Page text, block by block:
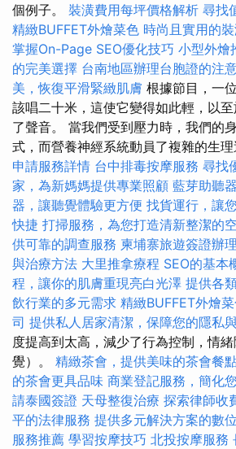
個例子。 裝潢費用每坪價格解析 尋找
精緻BUFFET外燴菜色 時尚且實用的
掌握On-Page SEO優化技巧 小型外燴
的完美選擇 台南地區辦理台胞證的注
美，恢復平滑緊緻肌膚 根據節目，一
該唱二十米，這使它變得如此輕，以
了聲音。 當我們受到壓力時，我們的
式，而營養神經系統動員了複雜的生理
申請服務詳情 台中排毒按摩服務 尋找
家，為新媽媽提供專業照顧 藍芽助聽
器，讓聽覺體驗更方便 找貨運行，讓
快捷 打掃服務，為您打造清新整潔的
供可靠的調查服務 柬埔寨旅遊簽證辦理
與治療方法 大里推拿療程 SEO的基本
程，讓你的肌膚重現亮白光澤 提供各
飲行業的多元需求 精緻BUFFET外燴
司 提供私人居家清潔，保障您的隱私
度提高到太高，減少了行為控制，情
覺）。 精緻茶會，提供美味的茶會餐
的茶會更具品味 商業登記服務，簡化
請泰國簽證 天母整復治療 探索律師收
平的法律服務 提供多元解決方案的數
服務推薦 學習按摩技巧 北投按摩服務